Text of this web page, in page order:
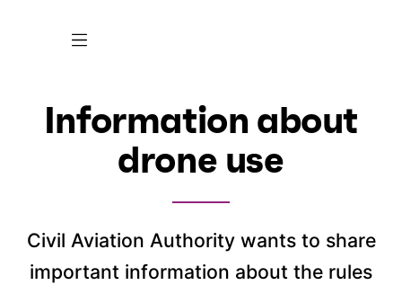
Information about
drone use
Civil Aviation Authority wants to share
important information about the rules